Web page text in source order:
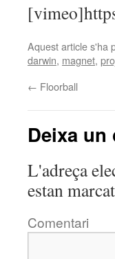
Aquest article s'ha
darwin, magnet,
← Floorball
Deixa un
L'adreça
estan
Comentari